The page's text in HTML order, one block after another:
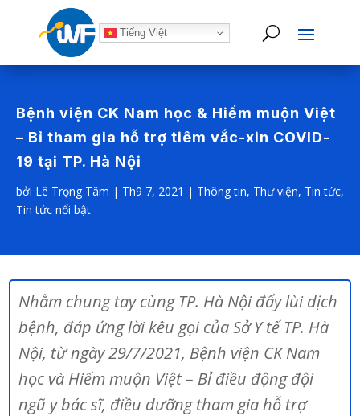
Tiếng Việt
Bệnh viện CK Nam học & Hiếm muộn Việt
– Bỉ tham gia hỗ trợ tiêm vắc-xin COVID-
19 tại TP. Hà Nội
bởi Lê Trọng Tâm | Th9 7, 2021 | Thông tin, Thư viện, Tin tức,
Tin tức nổi bật
Nhằm chung tay cùng TP. Hà Nội đẩy lùi dịch
bệnh, đáp ứng lời kêu gọi của Sở Y tế TP. Hà
Nội, từ ngày 29/7/2021, Bệnh viện CK Nam
học và Hiếm muộn Việt – Bỉ điều động đội
ngũ y bác sĩ, điều dưỡng tham gia hỗ trợ